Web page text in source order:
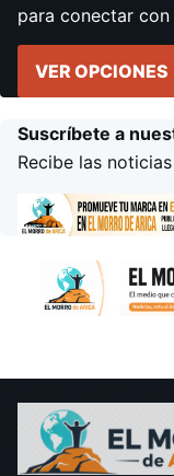
para conectar
VER OPCIONES
Suscríbete a
Recibe las